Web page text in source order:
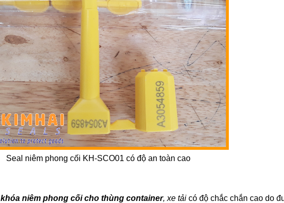
Seal niêm phong cối KH-SCO01 có độ an toàn cao
khóa niêm phong cối cho thùng container, xe tải có độ chắc chắn cao do